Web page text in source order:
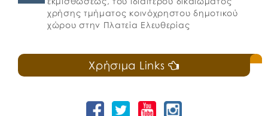
χρήσης τμήματος κοινόχρηστου δημοτικού
χώρου στην Πλατεία Ελευθερίας
Χρήσιμα Links